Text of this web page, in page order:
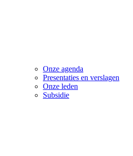
Onze agenda
Presentaties en verslagen
Onze leden
Subsidie